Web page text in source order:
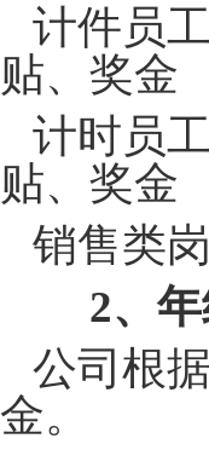
计件员
贴、奖金
计时员
贴、奖金
销售类
2、
公司根
金。